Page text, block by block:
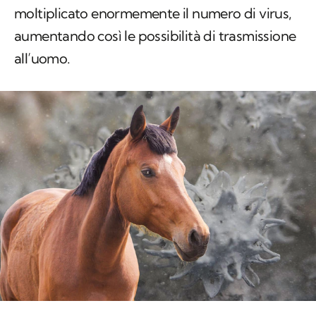
moltiplicato enormemente il numero di virus,
aumentando così le possibilità di trasmissione
all’uomo.